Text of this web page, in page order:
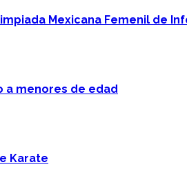
Mexicana Femenil de
a menores de edad
Karate